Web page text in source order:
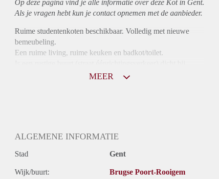
Op deze pagina vind je alle informatie over deze Kot in Gent.
Als je vragen hebt kun je contact opnemen met de aanbieder.
Ruime studentenkoten beschikbaar. Volledig met nieuwe
bemeubeling.
Een ruime living, ruime keuken en badkot/toilet.
MEER
ALGEMENE INFORMATIE
Stad Gent
Wijk/buurt: Brugse Poort-Rooigem